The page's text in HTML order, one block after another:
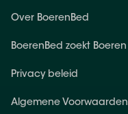
Over BoerenBed
BoerenBed zoekt Boeren
Privacy beleid
Algemene Voorwaarden